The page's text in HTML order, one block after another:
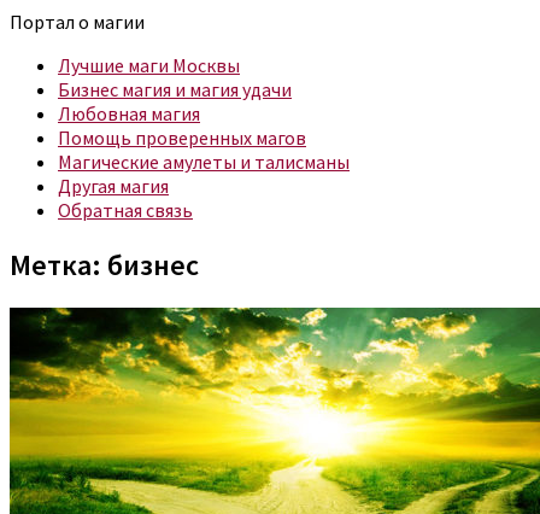
Портал о магии
Лучшие маги Москвы
Бизнес магия и магия удачи
Любовная магия
Помощь проверенных магов
Магические амулеты и талисманы
Другая магия
Обратная связь
Метка: бизнес